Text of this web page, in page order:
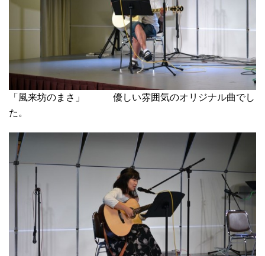
「風来坊のまさ」 優しい雰囲気のオリジナル曲でし
た。